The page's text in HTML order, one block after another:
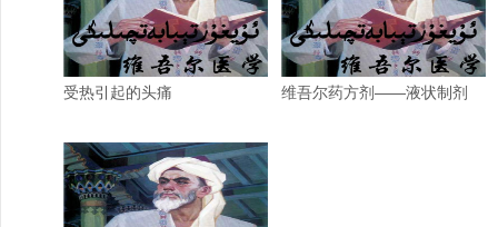
受热引起的头痛 维吾尔药方剂——液状制剂